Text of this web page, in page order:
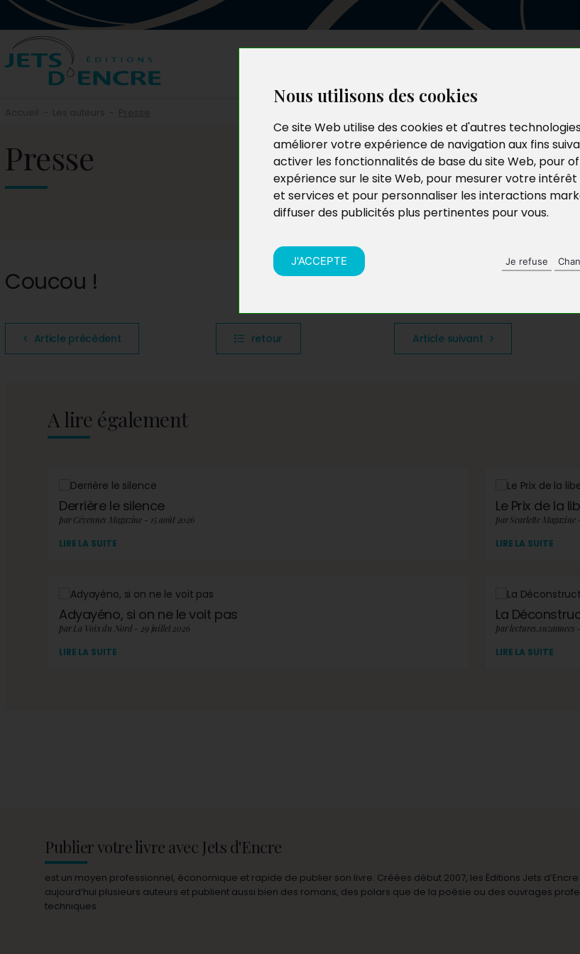
Nous utilisons des cookies
Ce site Web utilise des cookies et d'autres
améliorer votre expérience de navigation aux fins
activer les fonctionnalités de base du site Web, pour
expérience sur le site Web, pour mesurer votre intérêt
et services et pour personnaliser les interactions
diffuser des publicités plus pertinentes pour vous.
J'ACCEPTE Je refuse
Presse
Coucou !
Article précédent retour Article suivant
A lire également
Derrière le silence
par Cévennes Magazine - 15 août 2026
LIRE LA SUITE
Le Prix de la
par Scarlette
LIRE LA SUITE
Adyayéno, si on ne le voit pas
par La Voix du Nord - 29 juillet 2026
LIRE LA SUITE
La
par
LIRE LA SUITE
Publier votre livre avec Jets d'Encre
est un moyen professionnel, économique et rapide de publier son livre. Créées début 2007, les Éditions Jets
aujourd’hui plusieurs auteurs et publient aussi bien des romans, des polars que de la poésie ou des ouvrages
techniques.